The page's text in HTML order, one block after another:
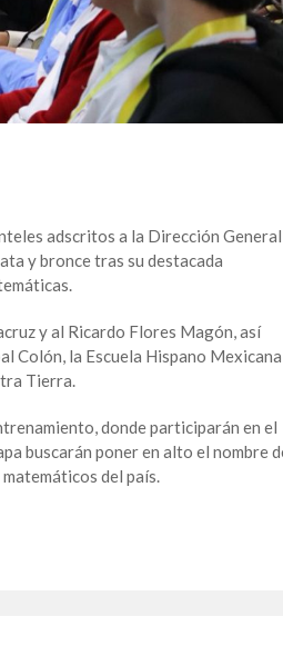
adscritos a la Dirección General
y bronce tras su destacada
y al Ricardo Flores Magón, así
Colón, la Escuela Hispano
Tierra.
donde participarán en el
buscarán poner en alto el nombre
del país.